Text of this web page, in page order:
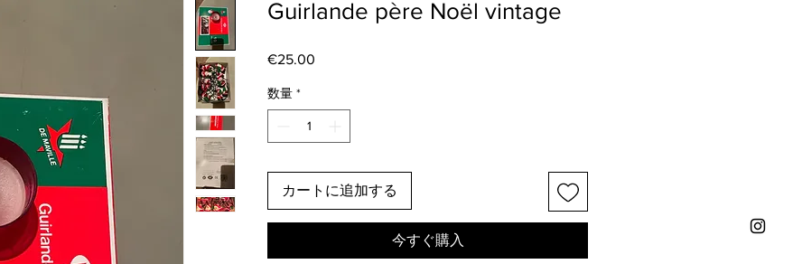
Guirlande père Noël vintage
€25.00
数量 *
カートに追加する
今すぐ購入